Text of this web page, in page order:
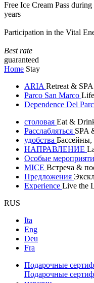
Free Ice Cream Pass
years
Participation in the Vital
Best rate
guaranteed
Home Stay
ARIA Retreat & SPA
Parco San Marco
Dependence Del
столовая Eat &
Расслабляться SPA
удобства
НАПРАВЛЕНИЕ
Особые
MICE Встреча &
Предложения
Experience Live the
RUS
Ita
Eng
Deu
Fra
Подарочные
Подарочные